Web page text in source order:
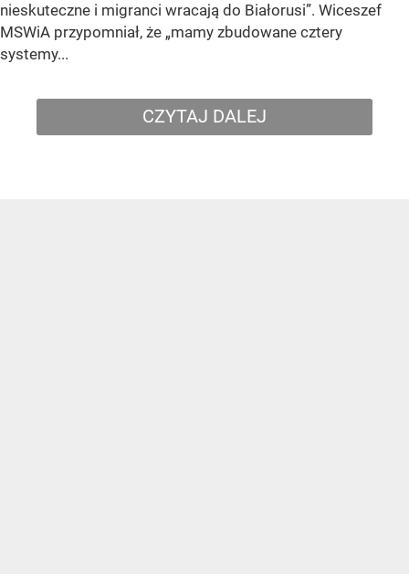
nieskuteczne i migranci wracają do Białorusi”. Wiceszef
MSWiA przypomniał, że „mamy zbudowane cztery
systemy...
CZYTAJ DALEJ